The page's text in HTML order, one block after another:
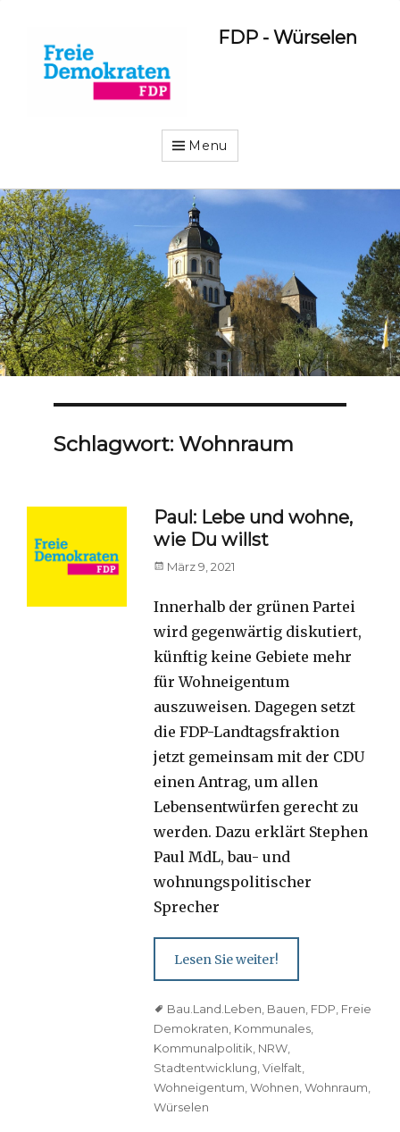
FDP - Würselen
Menu
Schlagwort: Wohnraum
Paul: Lebe und wohne,
wie Du willst
Posted
März 9, 2021
Innerhalb der grünen Partei
wird gegenwärtig diskutiert,
künftig keine Gebiete mehr
für Wohneigentum
auszuweisen. Dagegen setzt
die FDP-Landtagsfraktion
jetzt gemeinsam mit der CDU
einen Antrag, um allen
Lebensentwürfen gerecht zu
werden. Dazu erklärt Stephen
Paul MdL, bau- und
wohnungspolitischer
Sprecher
Lesen Sie weiter!
TagsBau.Land.Leben Bauen FDP Freie
Demokraten Kommunales
Kommunalpolitik NRW
Stadtentwicklung ,Vielfalt
Wohneigentum ,Wohnen ,Wohnraum
Würselen